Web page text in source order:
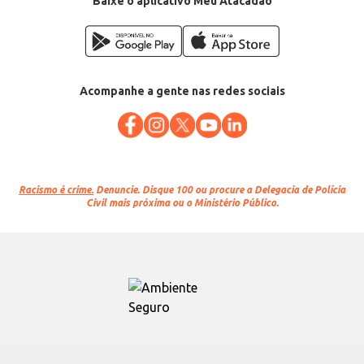
Acompanhe a gente nas redes sociais
Racismo é crime. Denuncie. Disque 100 ou procure a Delegacia de Polícia
Civil mais próxima ou o Ministério Público.